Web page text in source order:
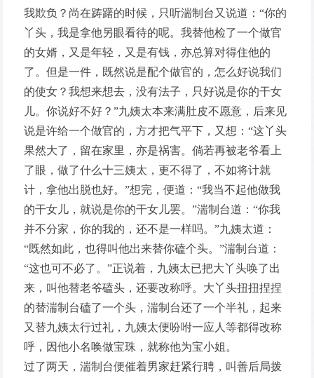
我欺负？尚在踌躇的时候，只听湍制台又说道：“你的
丫头，我是拿他另眼看待的呢。我替他检了一个做官
的女婿，又是年轻，又是有钱，亦总算对得住他的
了。但是一件，既然说是配个做官的，怎么好说我们
的使女？我想来想去，没有法子，只好说是你的干女
儿。你说好不好？”九姨太本来满肚皮不愿意，后来见
说是许给一个做官的，方才把气平下，又想：“这丫头
果然大了，留在家里，亦是祸害。倘若再被老爷看上
了眼，做了什么十三姨太，更不得了，不如将计就
计，拿他出脱也好。”想完，便道：“我当不起他做我
的干女儿，就说是你的干女儿罢。”湍制台道：“你我
并不分家，你的我的，还不是一样吗。”九姨太道：
“既然如此，也得叫他出来替你磕个头。”湍制台道：
“这也可不必了。”正说着，九姨太已把大丫头唤了出
来，叫他替老爷磕头，还要改称呼。大丫头扭扭捏捏
的替湍制台磕了一个头，湍制台还了一个半礼，起来
又替九姨太行过礼，九姨太便吩咐一应人等都得改称
呼，因他小名唤做宝珠，就称他为宝小姐。
过了两天，湍制台便催着男家赶紧行聘，叫善后局拨